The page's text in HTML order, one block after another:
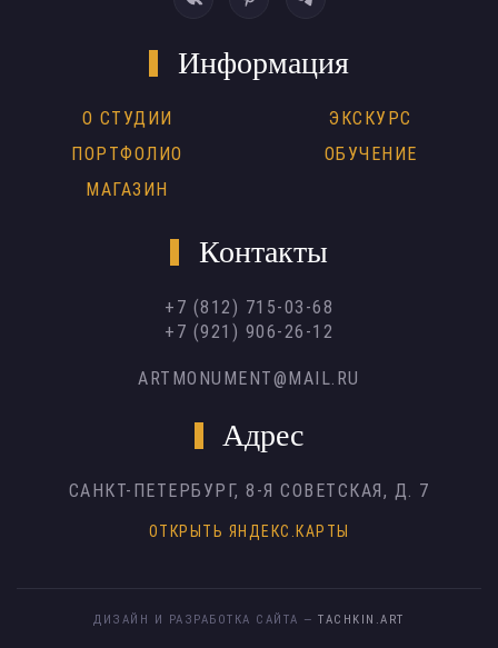
Информация
О СТУДИИ
ПОРТФОЛИО
МАГАЗИН
ЭКСКУРС
ОБУЧЕНИЕ
Контакты
+7 (812) 715-03-68
+7 (921) 906-26-12
ARTMONUMENT@MAIL.RU
Адрес
САНКТ-ПЕТЕРБУРГ, 8-Я СОВЕТСКАЯ, Д. 7
ОТКРЫТЬ ЯНДЕКС.КАРТЫ
ДИЗАЙН И РАЗРАБОТКА САЙТА —TACHKIN.ART